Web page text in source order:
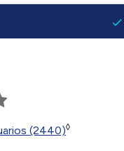
(2440)◊